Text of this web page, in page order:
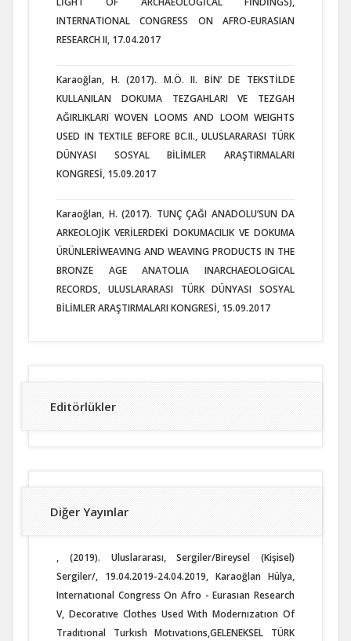
INTERNATIONAL CONGRESS ON AFRO-EURASIAN
RESEARCH II, 17.04.2017
Karaoğlan, H. (2017). M.Ö. II. BİN’ DE TEKSTİLDE
KULLANILAN DOKUMA TEZGAHLARI VE TEZGAH
AĞIRLIKLARI WOVEN LOOMS AND LOOM WEIGHTS
USED IN TEXTILE BEFORE BC.II., ULUSLARARASI TÜRK
DÜNYASI SOSYAL BİLİMLER ARAŞTIRMALARI
KONGRESİ, 15.09.2017
Karaoğlan, H. (2017). TUNÇ ÇAĞI ANADOLU’SUN DA
ARKEOLOJİK VERİLERDEKİ DOKUMACILIK VE DOKUMA
ÜRÜNLERİWEAVING AND WEAVING PRODUCTS IN THE
BRONZE AGE ANATOLIA INARCHAEOLOGICAL
RECORDS, ULUSLARARASI TÜRK DÜNYASI SOSYAL
BİLİMLER ARAŞTIRMALARI KONGRESİ, 15.09.2017
Editörlükler
Diğer Yayınlar
, (2019). Uluslararası, Sergiler/Bireysel (Kişisel)
Sergiler/, 19.04.2019-24.04.2019, Karaoğlan Hülya,
Internatıonal Congress On Afro - Eurasıan Research
V, Decoratıve Clothes Used Wıth Modernızatıon Of
Tradıtıonal Turkısh Motıvatıons,GELENEKSEL TÜRK